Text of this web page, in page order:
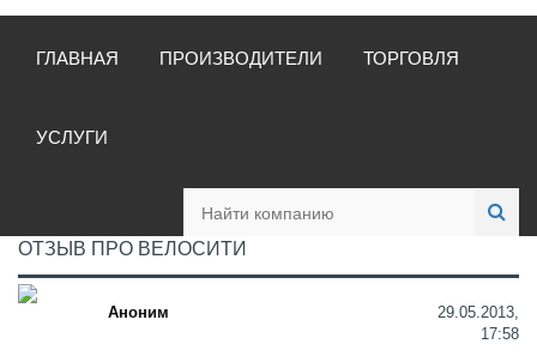
ГЛАВНАЯ ПРОИЗВОДИТЕЛИ ТОРГОВЛЯ
УСЛУГИ
ОТЗЫВ ПРО ВЕЛОСИТИ
Аноним
29.05.2013,
17:58